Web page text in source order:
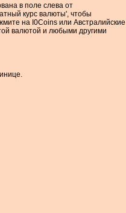
в поле слева от
курс валюты', чтобы
на I0Coins или Австралийские
валютой и любыми другими